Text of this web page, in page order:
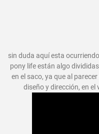
sin duda aquí esta
pony life están algo
en el saco, ya que al
diseño y dirección, en